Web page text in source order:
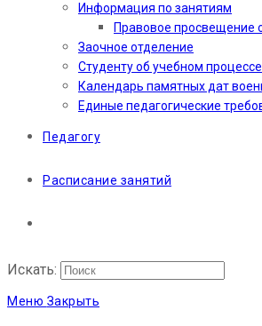
Информация по занятиям
Правовое просвещение
Заочное отделение
Студенту об учебном процессе
Календарь памятных дат
Единые педагогические
Педагогу
Расписание занятий
Искать:
Меню Закрыть